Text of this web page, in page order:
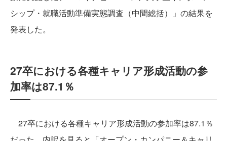
シップ・就職活動準備実態調査（中間総括）」の結果を
発表した。
27卒における各種キャリア形成活動の参
加率は87.1％
27卒における各種キャリア形成活動の参加率は87.1％